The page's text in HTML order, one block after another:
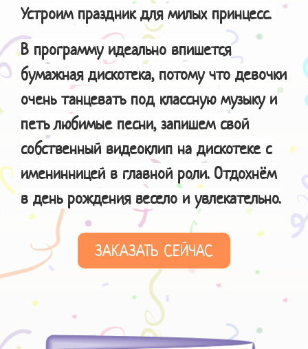
Устроим праздник для милых принцесс.
В программу идеально впишется
бумажная дискотека, потому что девочки
очень танцевать под классную музыку и
петь любимые песни, запишем свой
собственный видеоклип на дискотеке с
именинницей в главной роли. Отдохнём
в день рождения весело и увлекательно.
ЗАКАЗАТЬ СЕЙЧАС